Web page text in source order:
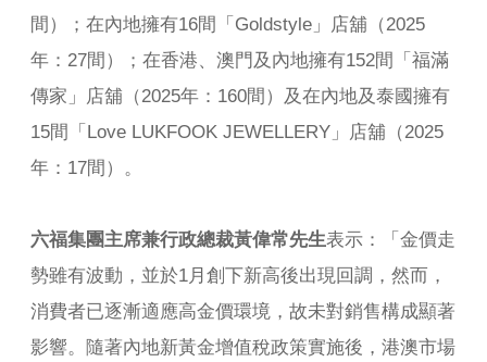
間）；在內地擁有16間「Goldstyle」店舖（2025
年：27間）；在香港、澳門及內地擁有152間「福滿
傳家」店舖（2025年：160間）及在內地及泰國擁有
15間「Love LUKFOOK JEWELLERY」店舖（2025
年：17間）。
六福集團主席兼行政總裁黃偉常先生表示：「金價走
勢雖有波動，並於1月創下新高後出現回調，然而，
消費者已逐漸適應高金價環境，故未對銷售構成顯著
影響。隨著內地新黃金增值稅政策實施後，港澳市場